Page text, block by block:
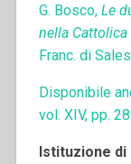
G. Bosco, Le
nella
Franc. di
Disponibile
vol. XIV, pp.
Istituzione